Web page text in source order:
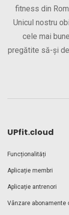
fitness din
Unicul nostru
cele mai
pregătite să-și
UPfit.cloud
Funcționalități
Aplicație membri
Aplicație antrenori
Vânzare abonamente